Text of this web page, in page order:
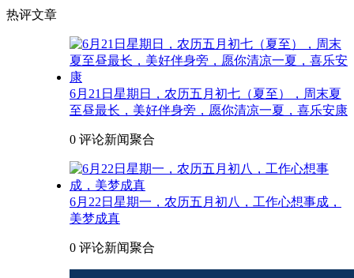
热评文章
6月21日星期日，农历五月初七（夏至），周末夏
至昼最长，美好伴身旁，愿你清凉一夏，喜乐安康
0 评论新闻聚合
6月22日星期一，农历五月初八，工作心想事成，
美梦成真
0 评论新闻聚合